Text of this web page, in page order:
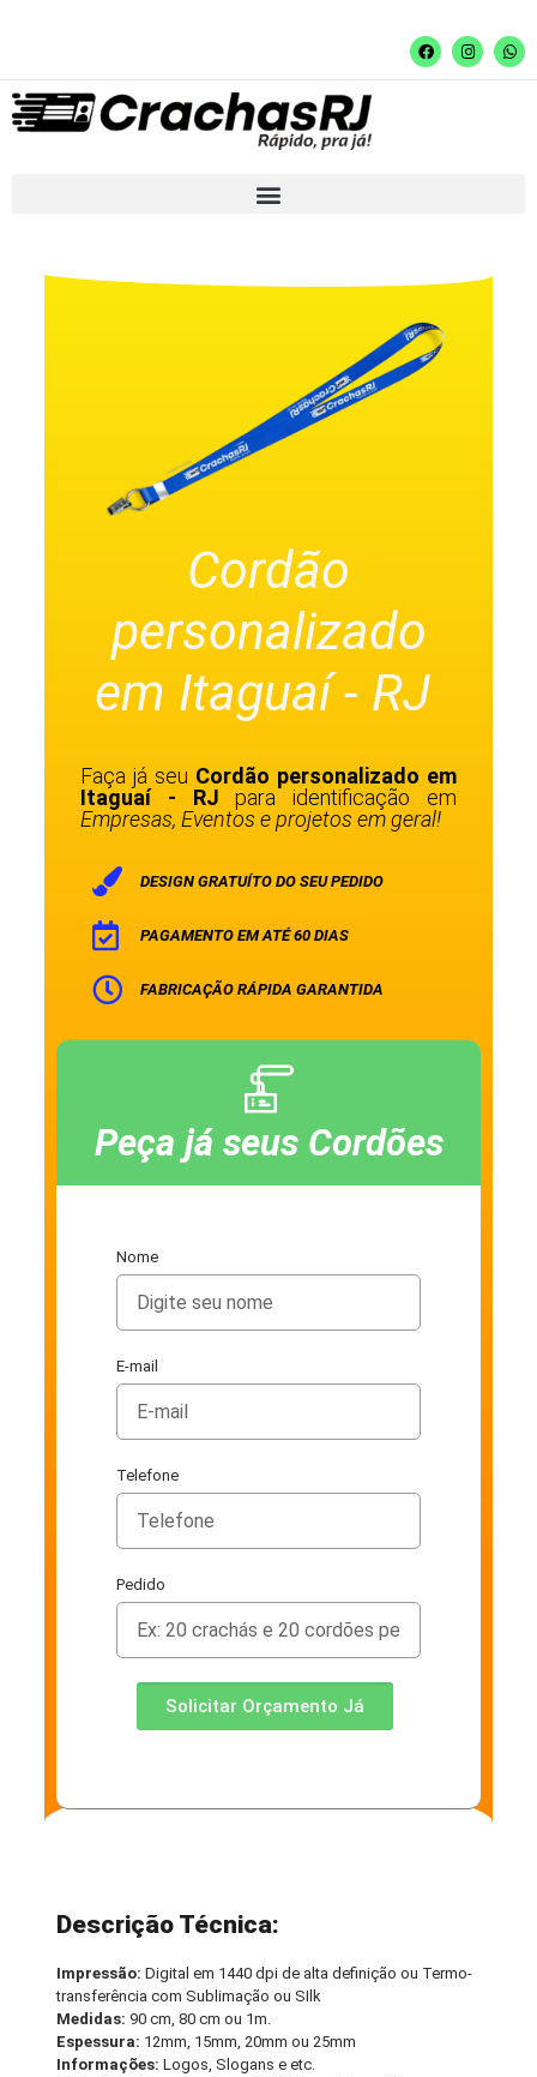
Cordão
personalizado
em Itaguaí - RJ
Faça já seu Cordão personalizado em
Itaguaí - RJpara identificação em
Empresas, Eventos e projetos em geral!
DESIGN GRATUÍTO DO SEU PEDIDO
PAGAMENTO EM ATÉ 60 DIAS
FABRICAÇÃO RÁPIDA GARANTIDA
Peça já seus Cordões
Nome
E-mail
Telefone
Pedido
Solicitar Orçamento Já
Descrição Técnica:
Impressão: Digital em 1440 dpi de alta definição ou Termo-
transferência com Sublimação ou SIlk
Medidas: 90 cm, 80 cm ou 1m.
Espessura: 12mm, 15mm, 20mm ou 25mm
Informações:Logos, Slogans e etc.